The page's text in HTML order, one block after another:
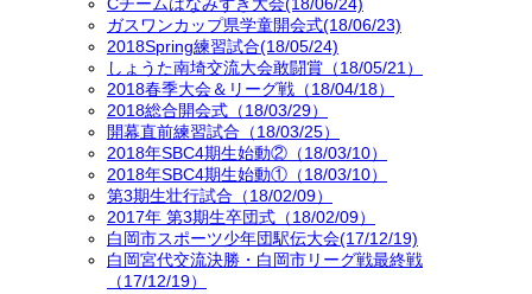
ガスワンカップ県学童開会式(18/06/23)
2018Spring練習試合(18/05/24)
しょうた南埼交流大会敢闘賞（18/05/21）
2018春季大会＆リーグ戦（18/04/18）
2018総合開会式（18/03/29）
開幕直前練習試合（18/03/25）
2018年SBC4期生始動②（18/03/10）
2018年SBC4期生始動①（18/03/10）
第3期生壮行試合（18/02/09）
2017年 第3期生卒団式（18/02/09）
白岡市スポーツ少年団駅伝大会(17/12/19)
白岡宮代交流決勝・白岡市リーグ戦最終戦
（17/12/19）